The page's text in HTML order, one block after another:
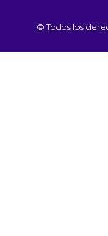
© Todos los